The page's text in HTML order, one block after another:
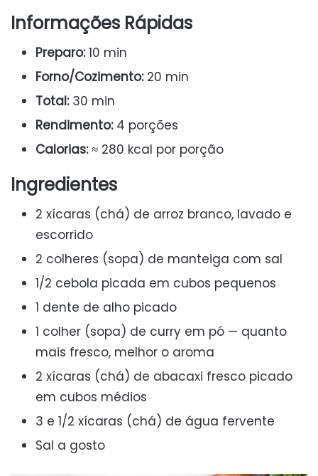
Informações Rápidas
Preparo:10 min
Forno/Cozimento:20 min
Total:30 min
Rendimento:4 porções
Calorias:≈ 280 kcal por porção
Ingredientes
2 xícaras (chá) de arroz branco, lavado e
escorrido
2 colheres (sopa) de manteiga com sal
1/2 cebola picada em cubos pequenos
1 dente de alho picado
1 colher (sopa) de curry em pó — quanto
mais fresco, melhor o aroma
2 xícaras (chá) de abacaxi fresco picado
em cubos médios
3 e 1/2 xícaras (chá) de água fervente
Sal a gosto